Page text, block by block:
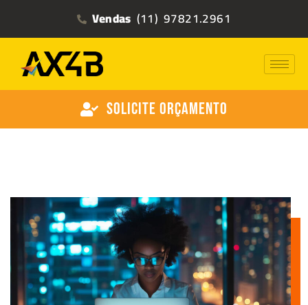
Vendas (11) 97821.2961
Solicite Orçamento